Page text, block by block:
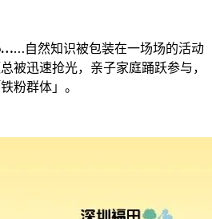
……自然知识被包装在一场场的活动
被迅速抢光，亲子家庭踊跃参与，
粉群体」。